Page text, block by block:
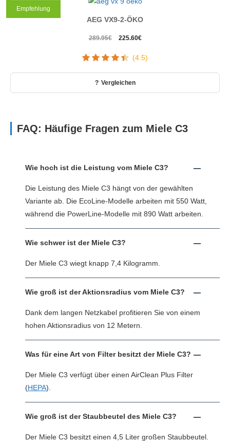
Empfehlung
AEG VX9-2-ÖKO
289.95€
Ursprünglicher
war:
225.60€Aktueller
ist:
(4.5)
Vergleichen
FAQ: Häufige Fragen zum Miele C3
Wie hoch ist die Leistung vom Miele C3?
Die Leistung des Miele C3 hängt von der gewählten
Variante ab. Die EcoLine-Modelle arbeiten mit 550 Watt,
während die PowerLine-Modelle mit 890 Watt arbeiten.
Wie schwer ist der Miele C3?
Der Miele C3 wiegt knapp 7,4 Kilogramm.
Wie groß ist der Aktionsradius vom Miele C3?
Dank dem langen Netzkabel profitieren Sie von einem
hohen Aktionsradius von 12 Metern.
Was für eine Art von Filter besitzt der Miele C3?
Der Miele C3 verfügt über einen AirClean Plus Filter
(HEPA).
Wie groß ist der Staubbeutel des Miele C3?
Der Miele C3 besitzt einen 4,5 Liter großen Staubbeutel.